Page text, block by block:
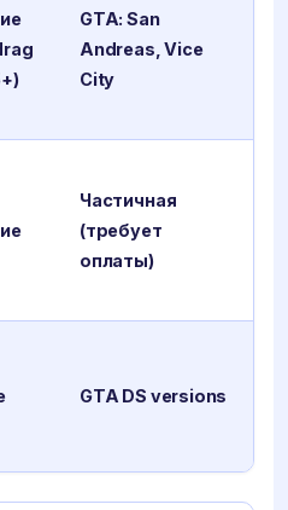
GTA: San
Andreas, Vice
City
Частичная
(требует
оплаты)
GTA DS versions